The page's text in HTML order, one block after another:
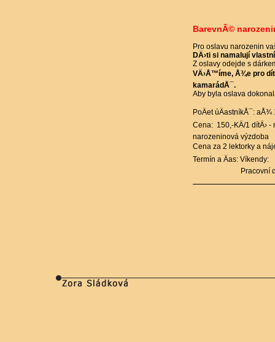
BarevnÃ©
Pro oslavu narozenin
DÄ›ti si namalují
Z oslavy odejde s
VÄ›Å™íme, Å¾e pro
kamarádÅ¯.
Aby byla oslava
PoÄet úÄastníkÅ¯:
Cena: 150,-KÄ/1 dítÄ›
narozeninová výzdoba
Cena za 2 lektorky a
Termín a Äas:
Pracovní dny: